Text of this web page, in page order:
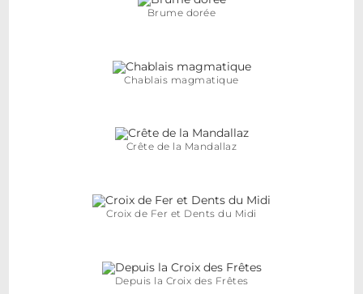
Brume dorée
Chablais magmatique
Crête de la Mandallaz
Croix de Fer et Dents du Midi
Depuis la Croix des Frêtes